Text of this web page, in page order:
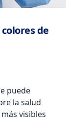
de
puede
la salud
visibles